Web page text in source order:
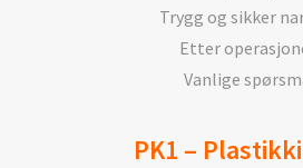
Trygg og sikker
Etter
Vanlige
PK1 –